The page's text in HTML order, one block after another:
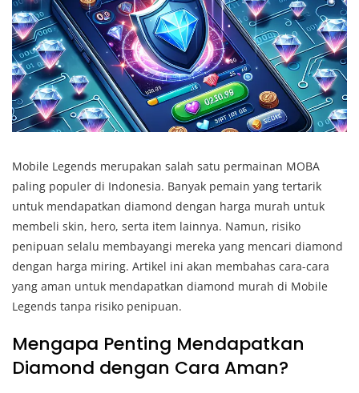
Mobile Legends merupakan salah satu permainan MOBA
paling populer di Indonesia. Banyak pemain yang tertarik
untuk mendapatkan diamond dengan harga murah untuk
membeli skin, hero, serta item lainnya. Namun, risiko
penipuan selalu membayangi mereka yang mencari diamond
dengan harga miring. Artikel ini akan membahas cara-cara
yang aman untuk mendapatkan diamond murah di Mobile
Legends tanpa risiko penipuan.
Mengapa Penting Mendapatkan
Diamond dengan Cara Aman?